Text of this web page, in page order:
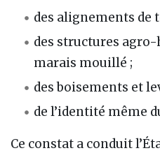
des alignements de
des structures
marais mouillé ;
des boisements et
de l’identité même
Ce constat a conduit